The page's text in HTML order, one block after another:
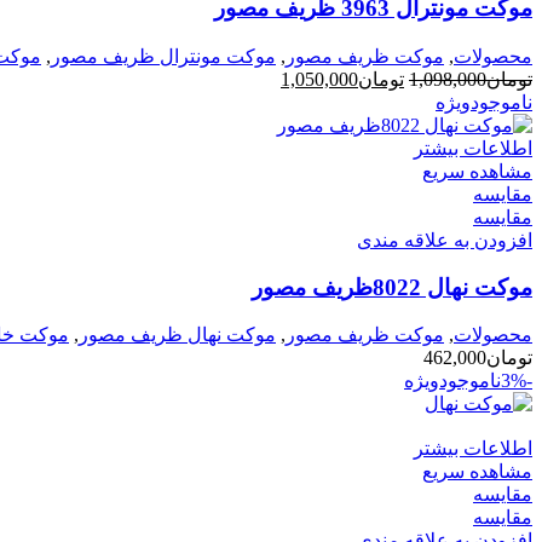
موکت مونترال 3963 ظریف مصور
محصولات, موکت ظریف مصور , موکت مونترال ظریف مصور ,
تومان1,098,000 قیمت
تومان1,098,000
تومان1,050,000
ناموجودویژه
اطلاعات بیشتر
مشاهده سریع
مقایسه
مقایسه
افزودن به علاقه مندی
موکت نهال 8022ظریف مصور
محصولات, موکت ظریف مصور , موکت نهال ظریف مصور , موکت
تومان462,000
-3%
ناموجودویژه
اطلاعات بیشتر
مشاهده سریع
مقایسه
مقایسه